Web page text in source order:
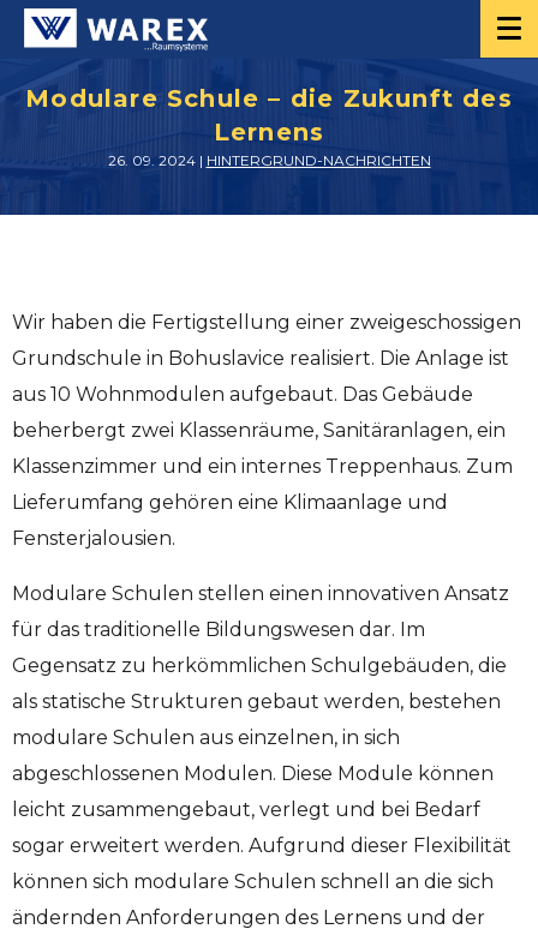
Modulare Schule – die Zukunft des
Lernens
26. 09. 2024 | HINTERGRUND-NACHRICHTEN
Wir haben die Fertigstellung einer zweigeschossigen
Grundschule in Bohuslavice realisiert. Die Anlage ist
aus 10 Wohnmodulen aufgebaut. Das Gebäude
beherbergt zwei Klassenräume, Sanitäranlagen, ein
Klassenzimmer und ein internes Treppenhaus. Zum
Lieferumfang gehören eine Klimaanlage und
Fensterjalousien.
Modulare Schulen stellen einen innovativen Ansatz
für das traditionelle Bildungswesen dar. Im
Gegensatz zu herkömmlichen Schulgebäuden, die
als statische Strukturen gebaut werden, bestehen
modulare Schulen aus einzelnen, in sich
abgeschlossenen Modulen. Diese Module können
leicht zusammengebaut, verlegt und bei Bedarf
sogar erweitert werden. Aufgrund dieser Flexibilität
können sich modulare Schulen schnell an die sich
ändernden Anforderungen des Lernens und der